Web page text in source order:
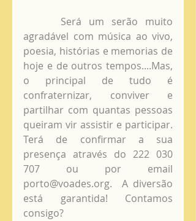
agradável com música ao vivo,
poesia, histórias e memorias de
hoje e de outros tempos....Mas,
o principal de tudo é
confraternizar, conviver e
partilhar com quantas pessoas
queiram vir assistir e participar.
Terá de confirmar a sua
presença através do 222 030
707 ou por email
porto@voades.org.  A diversão
está garantida! Contamos
consigo?